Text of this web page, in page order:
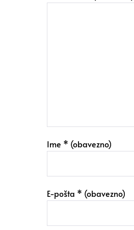
Ime * (obavezno)
E-pošta * (obavezno)